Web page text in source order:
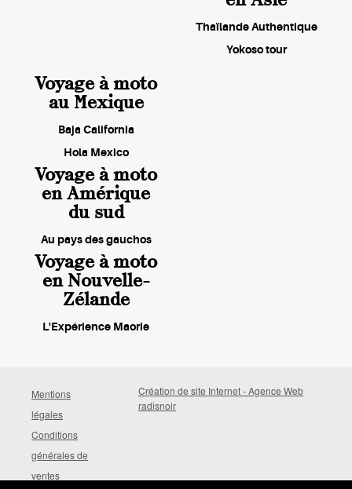
Thaïlande Authentique
Yokoso tour
Voyage à moto
au Mexique
Baja California
Hola Mexico
Voyage à moto
en Amérique
du sud
Au pays des gauchos
Voyage à moto
en Nouvelle-
Zélande
L'Expérience Maorie
Mentions
légales
Conditions
générales de
ventes
Création de site Internet - Agence Web
radisnoir